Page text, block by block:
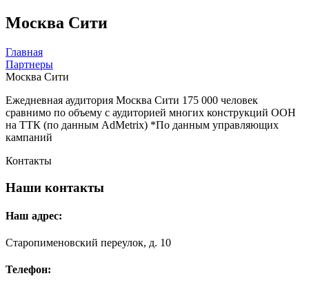
Москва Сити
Главная
Партнеры
Москва Сити
Ежедневная аудитория Москва Сити 175 000 человек
сравнимо по объему с аудиторией многих конструкций OOH
на ТТК (по данным AdMetriх) *По данным управляющих
кампаний
Контакты
Наши контакты
Наш адрес:
Старопименовский переулок, д. 10
Телефон: